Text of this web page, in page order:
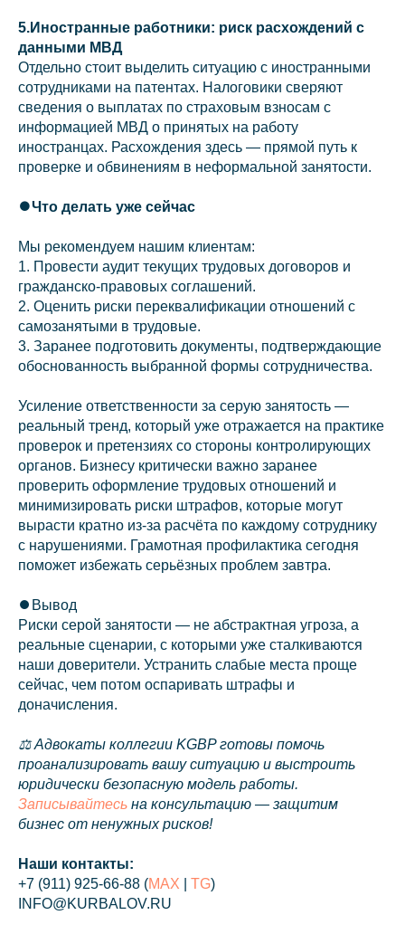
5.Иностранные работники: риск расхождений с
данными МВД
Отдельно стоит выделить ситуацию с иностранными
сотрудниками на патентах. Налоговики сверяют
сведения о выплатах по страховым взносам с
информацией МВД о принятых на работу
иностранцах. Расхождения здесь — прямой путь к
проверке и обвинениям в неформальной занятости.
⏺️Что делать уже сейчас
Мы рекомендуем нашим клиентам:
1. Провести аудит текущих трудовых договоров и
гражданско‑правовых соглашений.
2. Оценить риски переквалификации отношений с
самозанятыми в трудовые.
3. Заранее подготовить документы, подтверждающие
обоснованность выбранной формы сотрудничества.
Усиление ответственности за серую занятость —
реальный тренд, который уже отражается на практике
проверок и претензиях со стороны контролирующих
органов. Бизнесу критически важно заранее
проверить оформление трудовых отношений и
минимизировать риски штрафов, которые могут
вырасти кратно из‑за расчёта по каждому сотруднику
с нарушениями. Грамотная профилактика сегодня
поможет избежать серьёзных проблем завтра.
⏺️Вывод
Риски серой занятости — не абстрактная угроза, а
реальные сценарии, с которыми уже сталкиваются
наши доверители. Устранить слабые места проще
сейчас, чем потом оспаривать штрафы и
доначисления.
⚖️ Адвокаты коллегии KGBP готовы помочь
проанализировать вашу ситуацию и выстроить
юридически безопасную модель работы.
Записывайтесь на консультацию — защитим
бизнес от ненужных рисков!
Наши контакты:
+7 (911) 925-66-88 (MAX TG)
INFO@KURBALOV.RU
+7 911 925-66-88
Telegram-канал
2011-2026© Коллегия адвокатов «KGBP»
Политика конфиденциальности
Наверх⠀⠀